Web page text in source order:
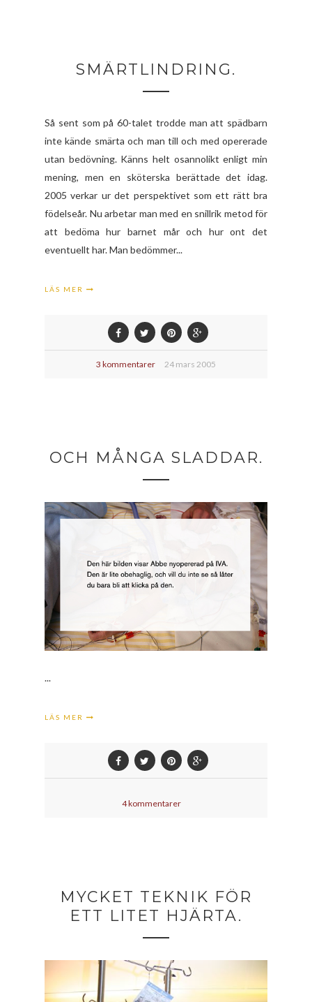
SMÄRTLINDRING.
Så sent som på 60-talet trodde man att spädbarn
inte kände smärta och man till och med opererade
utan bedövning. Känns helt osannolikt enligt min
mening, men en sköterska berättade det idag.
2005 verkar ur det perspektivet som ett rätt bra
födelseår. Nu arbetar man med en snillrik metod för
att bedöma hur barnet mår och hur ont det
eventuellt har. Man bedömmer...
LÄS MER
3 kommentarer 24 mars 2005
OCH MÅNGA SLADDAR.
...
LÄS MER
4 kommentarer
MYCKET TEKNIK FÖR
ETT LITET HJÄRTA.